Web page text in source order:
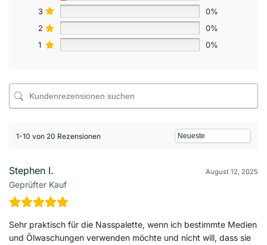
3
0%
2
0%
1
0%
1-10 von 20 Rezensionen
Stephen I.
Geprüfter Kauf
August 12, 2025
Sehr praktisch für die Nasspalette, wenn ich bestimmte Medien
und Ölwaschungen verwenden möchte und nicht will, dass sie